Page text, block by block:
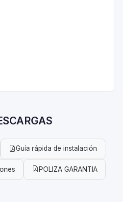
Guía rápida de instalación
POLIZA GARANTIA